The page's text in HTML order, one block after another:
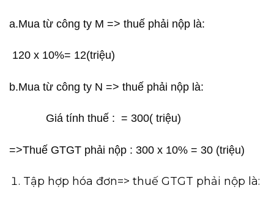
a.Mua từ công ty M => thuế phải nộp là:
120 x 10%= 12(triệu)
b.Mua từ công ty N => thuế phải nộp là:
Giá tính thuế : = 300( triệu)
=>Thuế GTGT phải nộp : 300 x 10% = 30 (triệu)
Tập hợp hóa đơn=> thuế GTGT phải nộp là: